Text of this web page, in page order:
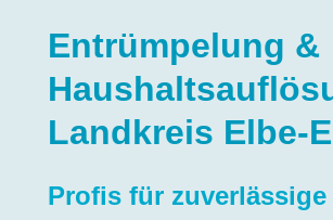
Entrümpelung &
Landkreis Elbe-
Profis für zuverlässige